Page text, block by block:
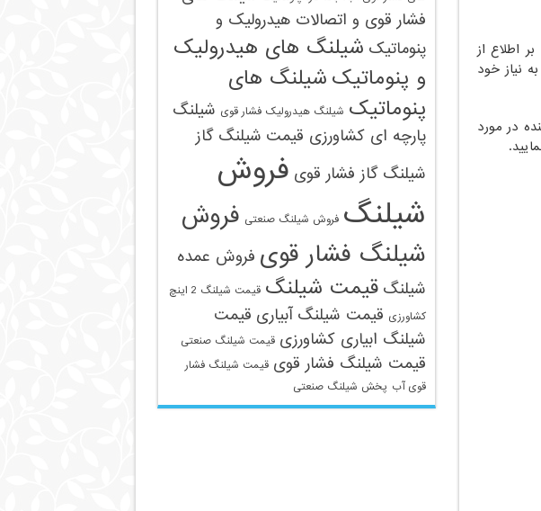
اطلاع از
نیاز خود
در مورد
فشار قوی و اتصالات هیدرولیک و
پنوماتیک شیلنگ های هیدرولیک
و پنوماتیک شیلنگ های
پنوماتیک شیلنگ هیدرولیک فشار قوی شیلنگ
پارچه ای کشاورزی قیمت شیلنگ گاز
شیلنگ گاز فشار قوی فروش
شیلنگ فروش شیلنگ صنعتی فروش
شیلنگ فشار قوی فروش عمده
شیلنگ قیمت شیلنگ
قیمت شیلنگ 2 اینچ
کشاورزی قیمت شیلنگ آبیاری قیمت
شیلنگ ابیاری کشاورزی قیمت شیلنگ صنعتی
قیمت شیلنگ فشار قوی قیمت شیلنگ فشار
قوی آب پخش شیلنگ صنعتی